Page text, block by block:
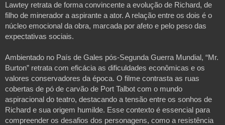
Lawtey retrata de forma convincente a evolução de Richard, de
filho de minerador a aspirante a ator. A relação entre os dois é o
núcleo emocional da obra, marcada por afeto e pelo peso das
expectativas sociais.
Ambientado no País de Gales pós-Segunda Guerra Mundial, “Mr.
Burton” retrata com eficácia as dificuldades econômicas e os
valores conservadores da época. O filme contrasta as ruas
cobertas de pó de carvão de Port Talbot com o mundo
aspiracional do teatro, destacando a tensão entre os sonhos de
Richard e sua origem humilde. Esse contexto é essencial para
compreender os desafios dos personagens, como a resistência